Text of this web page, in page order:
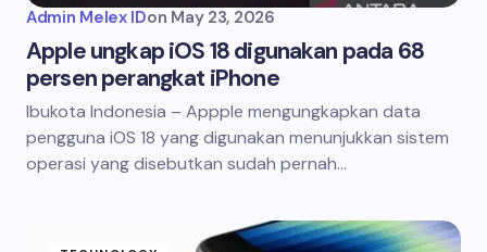
Admin Melex IDon May 23, 2026
Apple ungkap iOS 18 digunakan pada 68
persen perangkat iPhone
Ibukota Indonesia – Appple mengungkapkan data
pengguna iOS 18 yang digunakan menunjukkan sistem
operasi yang disebutkan sudah pernah…